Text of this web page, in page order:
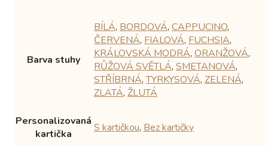
Barva stuhy
BÍLÁ, BORDOVÁ, CAPPUCINO,
ČERVENÁ, FIALOVÁ, FUCHSIA,
KRÁLOVSKÁ MODRÁ, ORANŽOVÁ,
RŮŽOVÁ SVĚTLÁ, SMETANOVÁ,
STŘÍBRNÁ,TYRKYSOVÁ, ZELENÁ,
ZLATÁ, ŽLUTÁ
Personalizovaná
kartička
S kartičkou, Bez kartičky